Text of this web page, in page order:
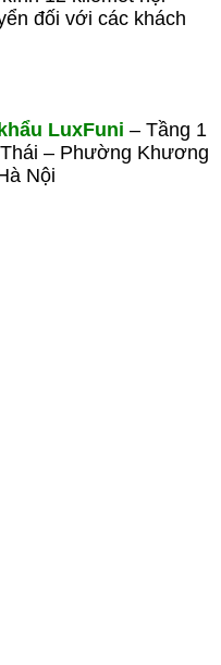
đối với các khách
LuxFuni – Tầng 1
– Phường Khương
Nội